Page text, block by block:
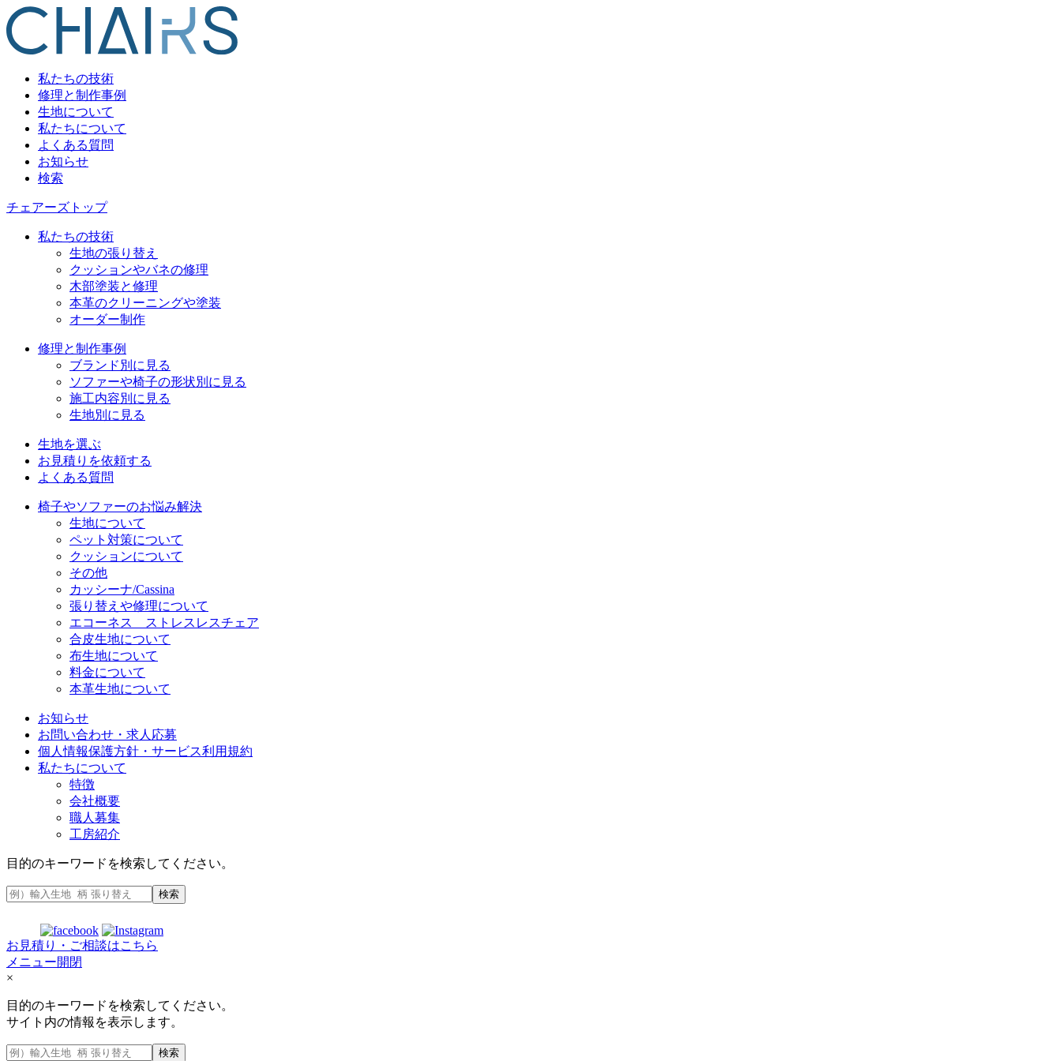
私たちの技術
修理と制作事例
生地について
私たちについて
よくある質問
お知らせ
検索
チェアーズトップ
私たちの技術
生地の張り替え
クッションやバネの修理
木部塗装と修理
本革のクリーニングや塗装
オーダー制作
修理と制作事例
ブランド別に見る
ソファーや椅子の形状別に見る
施工内容別に見る
生地別に見る
生地を選ぶ
お見積りを依頼する
よくある質問
椅子やソファーのお悩み解決
生地について
ペット対策について
クッションについて
その他
カッシーナ/Cassina
張り替えや修理について
エコーネス ストレスレスチェア
合皮生地について
布生地について
料金について
本革生地について
お知らせ
お問い合わせ・求人応募
個人情報保護方針・サービス利用規約
私たちについて
特徴
会社概要
職人募集
工房紹介
目的のキーワードを検索してください。
検索
お見積り・ご相談はこちら
メニュー開閉
×
目的のキーワードを検索してください。
サイト内の情報を表示します。
検索